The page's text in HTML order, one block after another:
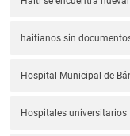
haitianos sin
Hospital Municipal de
Hospitales universitarios